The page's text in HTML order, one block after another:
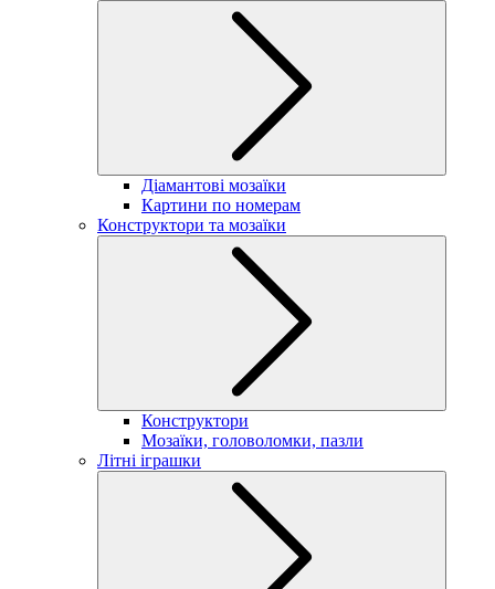
Діамантові мозаїки
Картини по номерам
Конструктори та мозаїки
Конструктори
Мозаїки, головоломки, пазли
Літні іграшки